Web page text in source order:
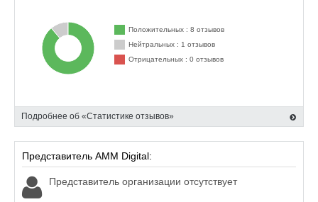
Положительных : 8 отзывов
Нейтральных : 1 отзывов
Отрицательных : 0 отзывов
Подробнее об «Статистике отзывов»
Представитель AMM Digital:
Представитель организации отсутствует